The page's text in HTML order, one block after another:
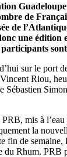
de
de
une
sur le port
Riou,
Sébastien
mis à
la
fin de
Rhum. PRB